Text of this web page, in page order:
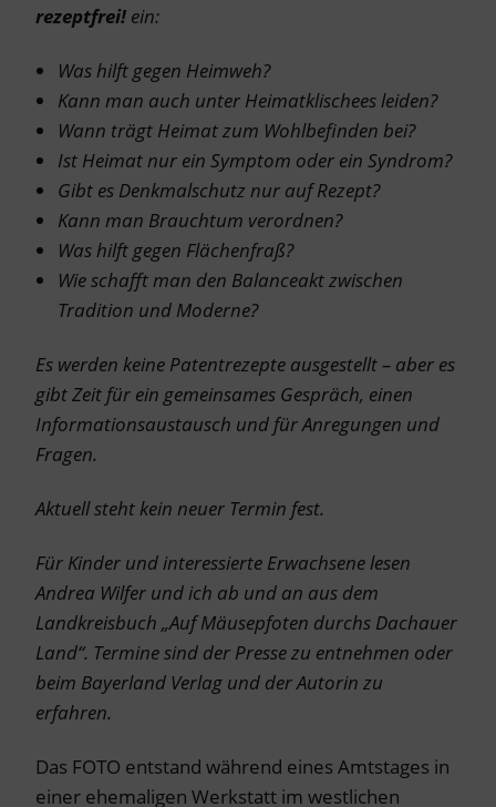
rezeptfrei! ein:
Was hilft gegen Heimweh?
Kann man auch unter Heimatklischees leiden?
Wann trägt Heimat zum Wohlbefinden bei?
Ist Heimat nur ein Symptom oder ein Syndrom?
Gibt es Denkmalschutz nur auf Rezept?
Kann man Brauchtum verordnen?
Was hilft gegen Flächenfraß?
Wie schafft man den Balanceakt zwischen
Tradition und Moderne?
Es werden keine Patentrezepte ausgestellt – aber es
gibt Zeit für ein gemeinsames Gespräch, einen
Informationsaustausch und für Anregungen und
Fragen.
Aktuell steht kein neuer Termin fest.
Für Kinder und interessierte Erwachsene lesen
Andrea Wilfer und ich ab und an aus dem
Landkreisbuch „Auf Mäusepfoten durchs Dachauer
Land“. Termine sind der Presse zu entnehmen oder
beim Bayerland Verlag und der Autorin zu
erfahren.
Das FOTO entstand während eines Amtstages in
einer ehemaligen Werkstatt im westlichen